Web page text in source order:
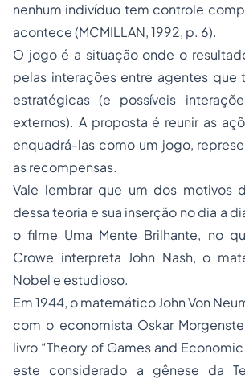
nenhum indivíduo tem controle
acontece (MCMILLAN, 1992, p. 6).
O jogo é a situação onde o
pelas interações entre agentes que
estratégicas (e possíveis
externos). A proposta é reunir as
enquadrá-las como um jogo,
as recompensas.
Vale lembrar que um dos motivos
dessa teoria e sua inserção no dia a
o filme Uma Mente Brilhante, no
Crowe interpreta John Nash, o
Nobel e estudioso.
Em 1944, o matemático John Von
com o economista Oskar
livro “Theory of Games and
este considerado a gênese da